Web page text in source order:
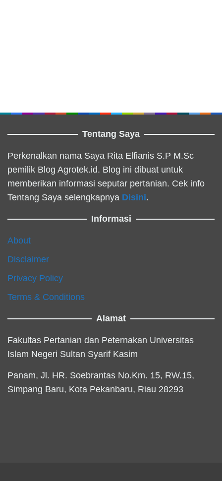
Tentang Saya
Perkenalkan nama Saya Rita Elfianis S.P M.Sc
pemilik Blog Agrotek.id. Blog ini dibuat untuk
memberikan informasi seputar pertanian. Cek info
Tentang Saya selengkapnya Disini.
Informasi
About
Disclaimer
Privacy Policy
Terms & Conditions
Alamat
Fakultas Pertanian dan Peternakan Universitas
Islam Negeri Sultan Syarif Kasim
Panam, Jl. HR. Soebrantas No.Km. 15, RW.15,
Simpang Baru, Kota Pekanbaru, Riau 28293